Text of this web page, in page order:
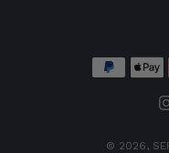
© 2026,
Cliente
ottimi.